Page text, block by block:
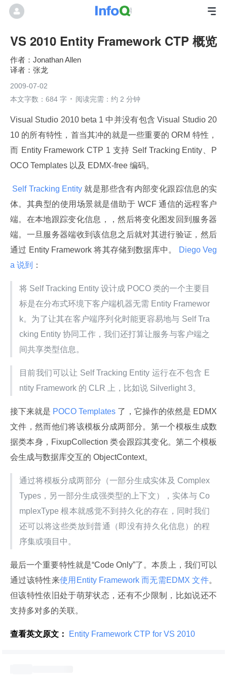
VS 2010 Entity Framework CTP 概览
Jonathan Allen
张龙
2009-07-02
本文字数：684 字
阅读完需：约 2 分钟
Visual Studio 2010 beta 1 中并没有包含 Visual Studio 20
10 的所有特性，首当其冲的就是一些重要的 ORM 特性，
而 Entity Framework CTP 1 支持 Self Tracking Entity、P
OCO Templates 以及 EDMX-free 编码。
Self Tracking Entity 就是那些含有内部变化跟踪信息的实
体。其典型的使用场景就是借助于 WCF 通信的远程客户
端。在本地跟踪变化信息，，然后将变化图发回到服务器
端。一旦服务器端收到该信息之后就对其进行验证，然后
通过 Entity Framework 将其存储到数据库中。
Diego Veg
a 说到
：
将 Self Tracking Entity 设计成 POCO 类的一个主要目
标是在分布式环境下客户端机器无需 Entity Framewor
k。为了让其在客户端序列化时能更容易地与 Self Tra
cking Entity 协同工作，我们还打算让服务与客户端之
间共享类型信息。
目前我们可以让 Self Tracking Entity 运行在不包含 E
ntity Framework 的 CLR 上，比如说 Silverlight 3。
接下来就是 POCO Templates 了，它操作的依然是 EDMX
文件，然而他们将该模板分成两部分。第一个模板生成数
据类本身，FixupCollection 类会跟踪其变化。第二个模板
会生成与数据库交互的 ObjectContext。
通过将模板分成两部分（一部分生成实体及 Complex
Types，另一部分生成强类型的上下文），实体与 Co
mplexType 根本就感觉不到持久化的存在，同时我们
还可以将这些类放到普通（即没有持久化信息）的程
序集或项目中。
最后一个重要特性就是“Code Only”了。本质上，我们可以
通过该特性来使用Entity Framework 而无需EDMX 文件。
但该特性依旧处于萌芽状态，还有不少限制，比如说还不
支持多对多的关联。
查看英文原文： Entity Framework CTP for VS 2010